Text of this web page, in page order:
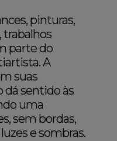
pinturas,
trabalhos
parte do
A
suas
dá sentido às
uma
sem bordas,
e sombras.